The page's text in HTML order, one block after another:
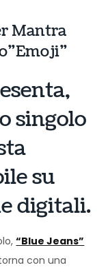
Mantra
singolo
su
digitali.
“Blue Jeans”
con una